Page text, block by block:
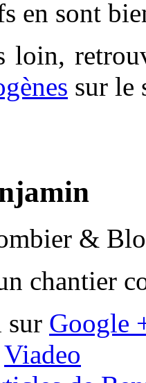
en sont
loin,
sur le
&
chantier
sur Google
Viadeo